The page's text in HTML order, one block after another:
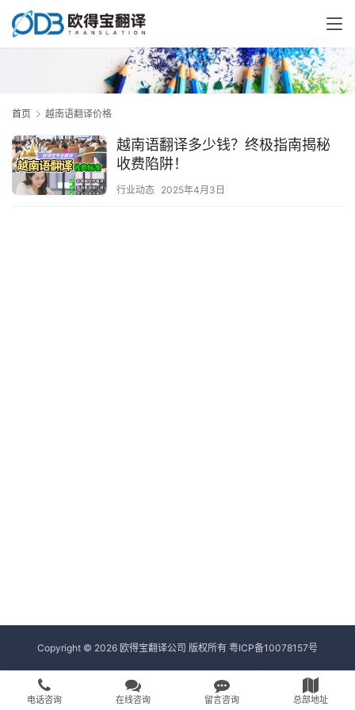
首页 越南语翻译价格
越南语翻译多少钱？终极指南揭秘
收费陷阱！
行业动态 2025年4月3日
Copyright © 2026 欧得宝翻译公司 版权所有 粤ICP备10078157号
电话咨询 在线咨询 留言咨询 总部地址